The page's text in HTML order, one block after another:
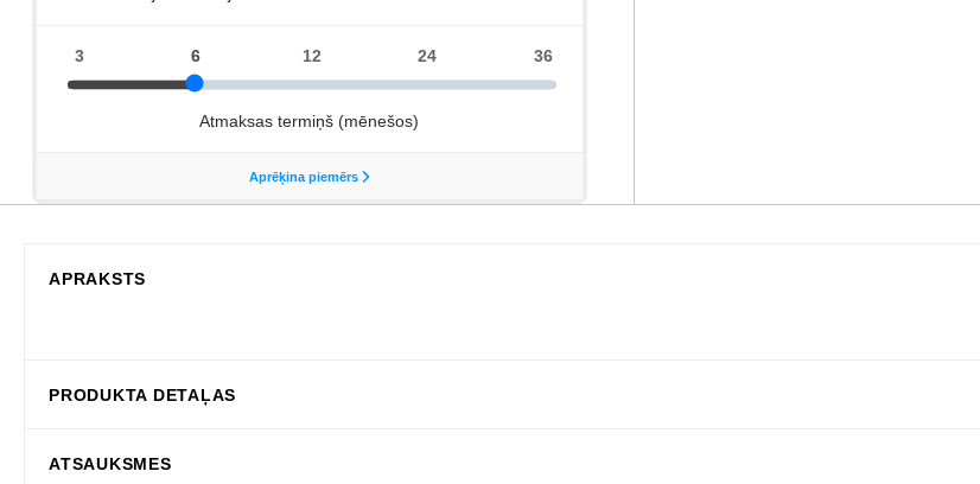
APRAKSTS
PRODUKTA DETAĻAS
ATSAUKSMES